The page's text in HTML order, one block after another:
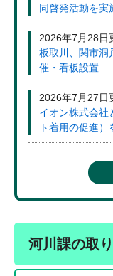
同啓発活動を実
2026年7月28日
板取川、関市洞
催・看板設置
2026年7月27日
イオン株式会社
ト着用の促進
河川課の取